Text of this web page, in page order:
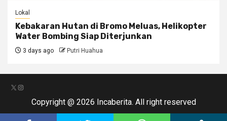
Lokal
Kebakaran Hutan di Bromo Meluas, Helikopter
Water Bombing Siap Diterjunkan
3 days ago Putri Huahua
X Instagram
Copyright @ 2026 Incaberita. All right reserved